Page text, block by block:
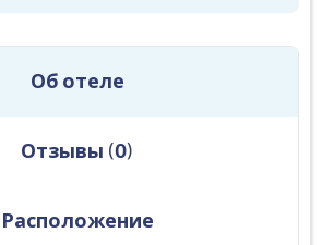
Об отеле
Отзывы (0)
Расположение